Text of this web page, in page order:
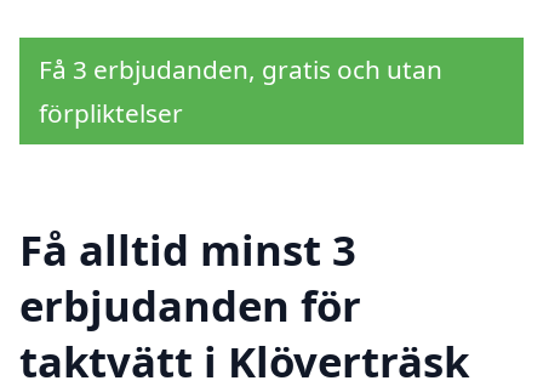
Få 3 erbjudanden, gratis och utan
förpliktelser
Få alltid minst 3
erbjudanden för
taktvätt i Klöverträsk